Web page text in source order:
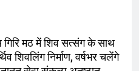
गिरि मठ में शिव सत्संग के साथ
शिवलिंग निर्माण, वर्षभर चलेंगे